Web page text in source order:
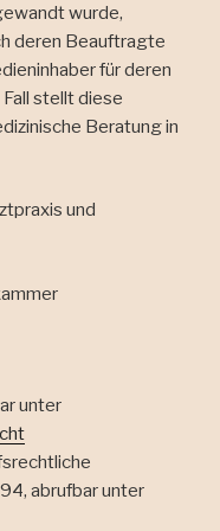
wurde,
deren Beauftragte
für deren
stellt diese
Beratung in
und
unter
abrufbar unter